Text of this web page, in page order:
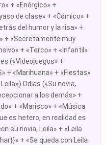
+ «Enérgico» +
de clase» + «Cómico» +
del humor y la risa» +
+ «Secretamente muy
+ «Terco» + «Infantil»
(«Videojuegos» +
+ «Marihuana» + «Fiestas»
Odias («Su novia,
a los demás» +
+ «Marisco» + «Música
es hetero, en realidad es
su novia, Leila» + «Leila
+ «Se queda con Leila